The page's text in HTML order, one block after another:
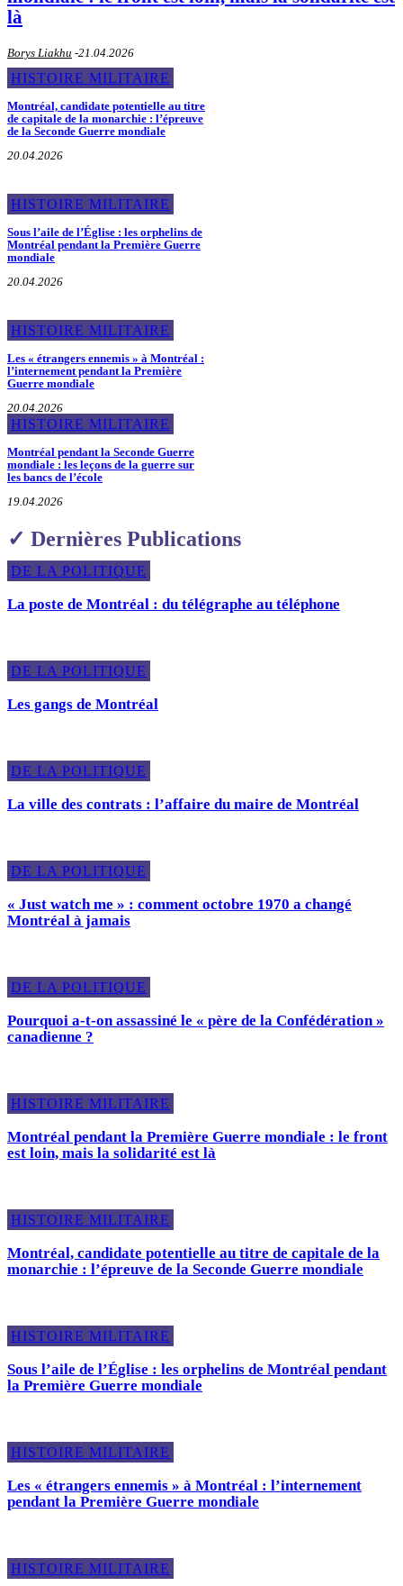
là
Borys Liakhu -21.04.2026
HISTOIRE MILITAIRE
Montréal, candidate potentielle au titre
de capitale de la monarchie : l’épreuve
de la Seconde Guerre mondiale
20.04.2026
HISTOIRE MILITAIRE
Sous l’aile de l’Église : les orphelins de
Montréal pendant la Première Guerre
mondiale
20.04.2026
HISTOIRE MILITAIRE
Les « étrangers ennemis » à Montréal :
l’internement pendant la Première
Guerre mondiale
20.04.2026
HISTOIRE MILITAIRE
Montréal pendant la Seconde Guerre
mondiale : les leçons de la guerre sur
les bancs de l’école
19.04.2026
✓ Dernières Publications
DE LA POLITIQUE
La poste de Montréal : du télégraphe au téléphone
DE LA POLITIQUE
Les gangs de Montréal
DE LA POLITIQUE
La ville des contrats : l’affaire du maire de Montréal
DE LA POLITIQUE
« Just watch me » : comment octobre 1970 a changé
Montréal à jamais
DE LA POLITIQUE
Pourquoi a-t-on assassiné le « père de la Confédération »
canadienne ?
HISTOIRE MILITAIRE
Montréal pendant la Première Guerre mondiale : le front
est loin, mais la solidarité est là
HISTOIRE MILITAIRE
Montréal, candidate potentielle au titre de capitale de la
monarchie : l’épreuve de la Seconde Guerre mondiale
HISTOIRE MILITAIRE
Sous l’aile de l’Église : les orphelins de Montréal pendant
la Première Guerre mondiale
HISTOIRE MILITAIRE
Les « étrangers ennemis » à Montréal : l’internement
pendant la Première Guerre mondiale
HISTOIRE MILITAIRE